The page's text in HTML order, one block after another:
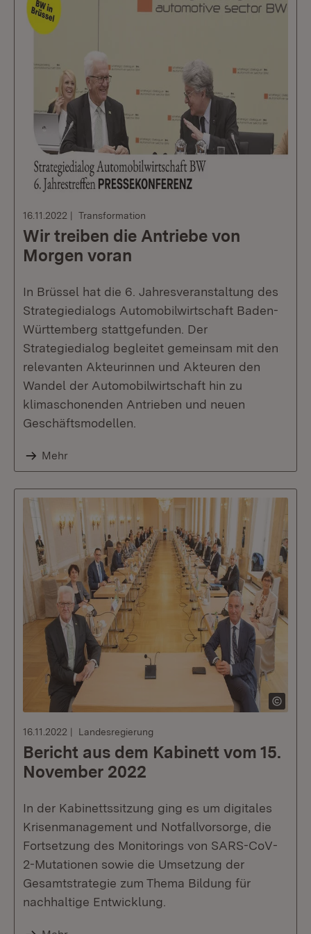
16.11.2022 Transformation
Wir treiben die Antriebe von
Morgen voran
In Brüssel hat die 6. Jahresveranstaltung des
Strategiedialogs Automobilwirtschaft Baden-
Württemberg stattgefunden. Der
Strategiedialog begleitet gemeinsam mit den
relevanten Akteurinnen und Akteuren den
Wandel der Automobilwirtschaft hin zu
klimaschonenden Antrieben und neuen
Geschäftsmodellen.
Mehr
16.11.2022 Landesregierung
Bericht aus dem Kabinett vom 15.
November 2022
In der Kabinettssitzung ging es um digitales
Krisenmanagement und Notfallvorsorge, die
Fortsetzung des Monitorings von SARS-CoV-
2-Mutationen sowie die Umsetzung der
Gesamtstrategie zum Thema Bildung für
nachhaltige Entwicklung.